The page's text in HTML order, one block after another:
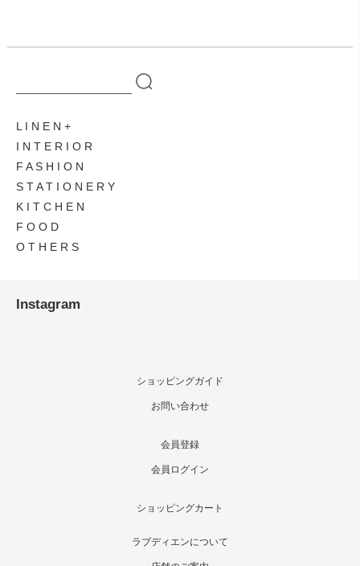
L I N E N
I N T E R I O R
F A S H I O N
S T A T I O N E R Y
K I T C H E N
F O O D
O T H E R S
Instagram
ショッピングガイド
お問い合わせ
会員登録
会員ログイン
ショッピングカート
ラブディエンについて